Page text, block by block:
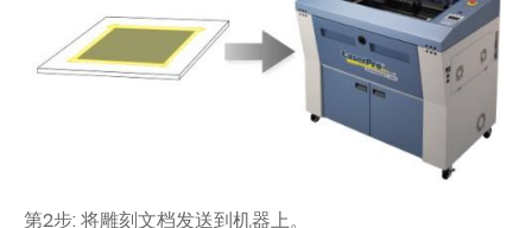
第2步: 将雕刻文档发送到机器上。